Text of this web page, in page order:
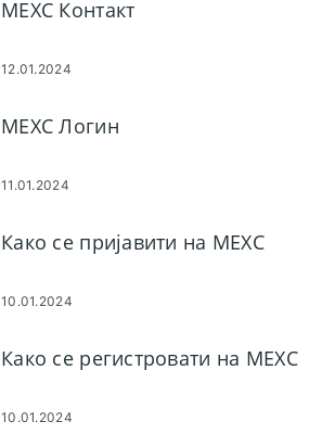
MEXC Контакт
12.01.2024
MEXC Логин
11.01.2024
Како се пријавити на MEXC
10.01.2024
Како се регистровати на MEXC
10.01.2024